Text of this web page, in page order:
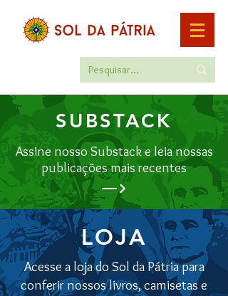
SUBSTACK
Assine nosso Substack e leia nossas
publicações mais recentes
—>
LOJA
Acesse a loja do Sol da Pátria para
conferir nossos livros, camisetas e